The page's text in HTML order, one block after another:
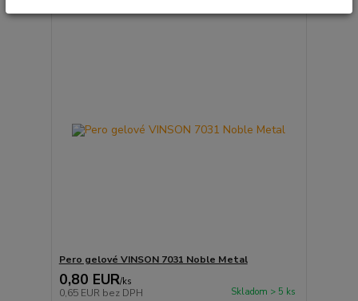
Pero gelové VINSON 7031 Noble Metal
0,80 EUR/ks
0,65 EUR bez DPH Skladom > 5 ks